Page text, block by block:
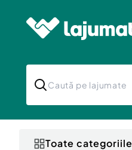
Toate categoriile